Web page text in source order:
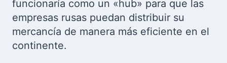
funcionaría como un «hub» para que las
empresas rusas puedan distribuir su
mercancía de manera más eficiente en el
continente.